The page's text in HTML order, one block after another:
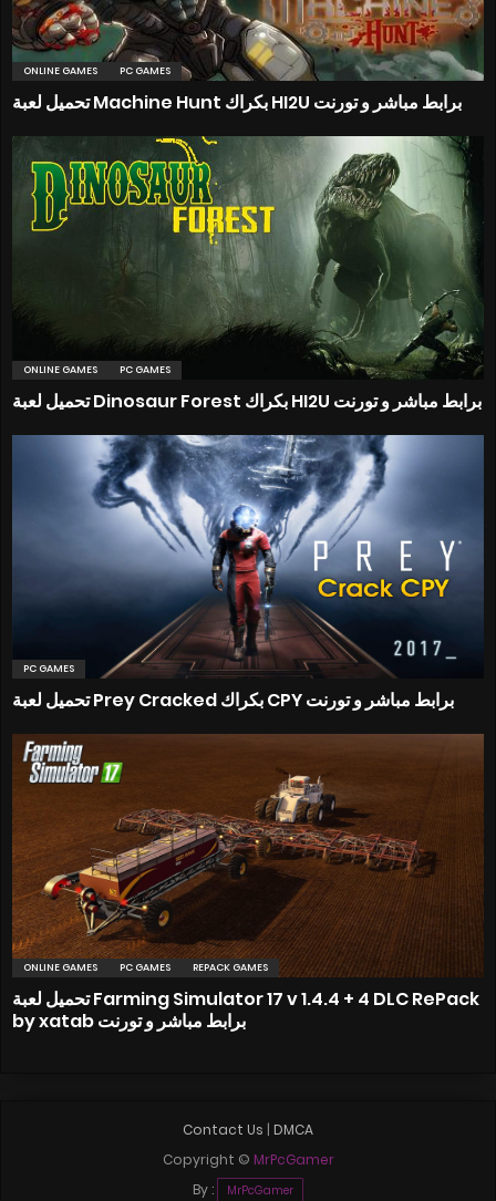
ONLINE GAMES PC GAMES
تحميل لعبة Machine Hunt بكراك HI2U برابط مباشر و تورنت
ONLINE GAMES PC GAMES
تحميل لعبة Dinosaur Forest بكراك HI2U برابط مباشر و تورنت
PC GAMES
تحميل لعبة Prey Cracked بكراك CPY برابط مباشر و تورنت
ONLINE GAMES PC GAMES REPACK GAMES
تحميل لعبة Farming Simulator 17 v 1.4.4 + 4 DLC RePack
by xatab برابط مباشر و تورنت
Contact Us | DMCA
Copyright © MrPcGamer
By :
MrPcGamer